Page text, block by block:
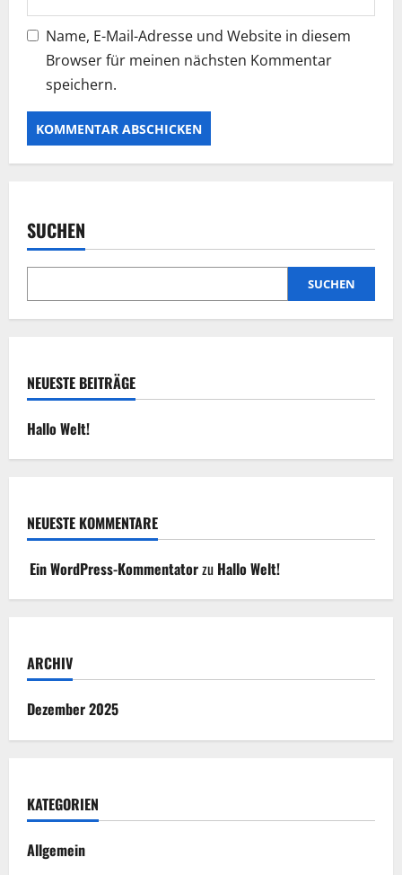
Name, E-Mail-Adresse und Website in diesem
Browser für meinen nächsten Kommentar
speichern.
SUCHEN
SUCHEN
NEUESTE BEITRÄGE
Hallo Welt!
NEUESTE KOMMENTARE
Ein WordPress-Kommentatorzu Hallo Welt!
ARCHIV
Dezember 2025
KATEGORIEN
Allgemein